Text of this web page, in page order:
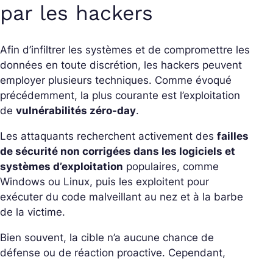
par les hackers
Afin d’infiltrer les systèmes et de compromettre les
données en toute discrétion, les hackers peuvent
employer plusieurs techniques. Comme évoqué
précédemment, la plus courante est l’exploitation
de vulnérabilités zéro-day.
Les attaquants recherchent activement des failles
de sécurité non corrigées dans les logiciels et
systèmes d’exploitation populaires, comme
Windows ou Linux, puis les exploitent pour
exécuter du code malveillant au nez et à la barbe
de la victime.
Bien souvent, la cible n’a aucune chance de
défense ou de réaction proactive. Cependant,